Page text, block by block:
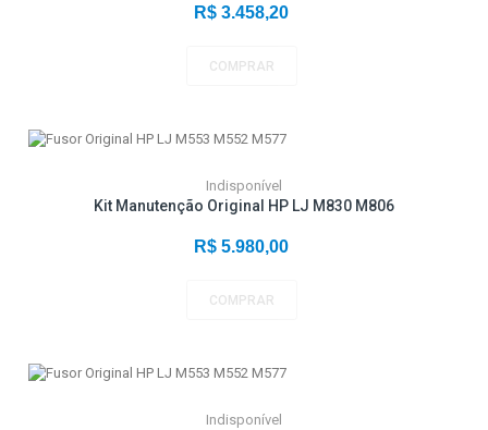
R$ 3.458,20
COMPRAR
Indisponível
Kit Manutenção Original HP LJ M830 M806
R$ 5.980,00
COMPRAR
Indisponível